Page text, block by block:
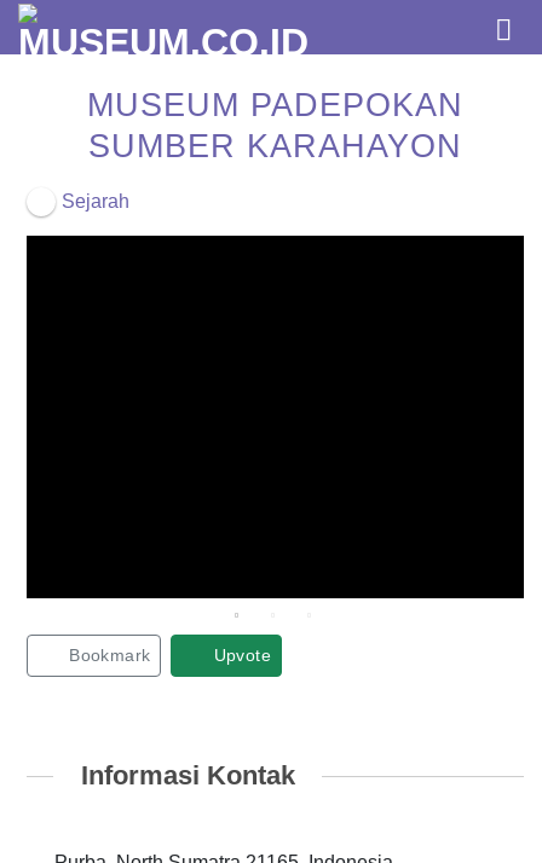
Skip
MUSEUM PADEPOKAN
SUMBER KARAHAYON
Sejarah
Bookmark Upvote
Informasi Kontak